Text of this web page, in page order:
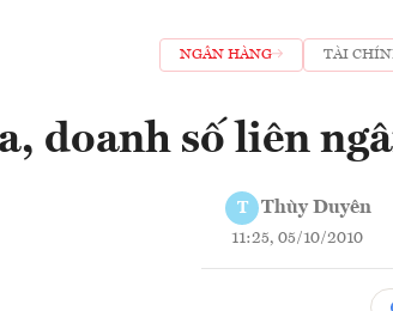
NGÂN HÀNG TÀI
doanh số liên
T Thùy Duyên
11:25, 05/10/2010